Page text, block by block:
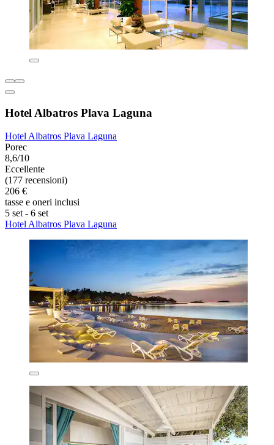
Hotel Albatros Plava Laguna
Hotel Albatros Plava Laguna
Porec
8,6/10
Eccellente
(177 recensioni)
206 €
tasse e oneri inclusi
5 set - 6 set
Hotel Albatros Plava Laguna